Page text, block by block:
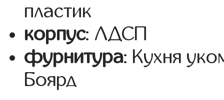
пластик
корпус: ЛДСП
фурнитура: Кухня
Боярд